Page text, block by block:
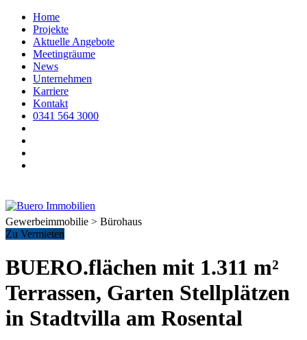
Home
Projekte
Aktuelle Angebote
Meetingräume
News
Unternehmen
Karriere
Kontakt
0341 564 3000
Gewerbeimmobilie > Bürohaus
Zu Vermieten
BUERO.flächen mit 1.311 m²
Terrassen, Garten Stellplätzen
in Stadtvilla am Rosental